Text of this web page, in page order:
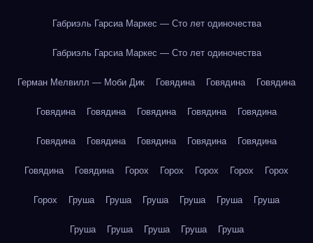
Габриэль Гарсиа Маркес — Сто лет одиночества
Габриэль Гарсиа Маркес — Сто лет одиночества
Герман Мелвилл — Моби Дик Говядина Говядина Говядина
Говядина Говядина Говядина Говядина Говядина
Говядина Говядина Говядина Говядина Говядина
Говядина Говядина Горох Горох Горох Горох Горох
Горох Груша Груша Груша Груша Груша Груша
Груша Груша Груша Груша Груша